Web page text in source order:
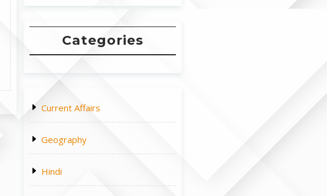
Categories
Current Affairs
Geography
Hindi